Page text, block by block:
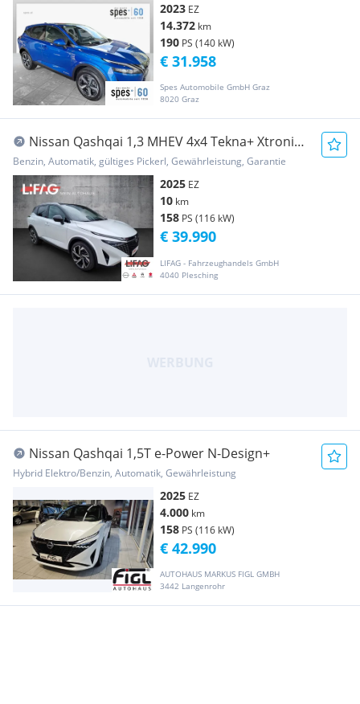
2023 EZ
14.372 km
190 PS (140 kW)
Spes Automobile GmbH Graz
8020 Graz
€ 31.958
Nissan Qashqai 1,3 MHEV 4x4 Tekna+ Xtronic
*ab € 38.99...
Benzin, Automatik, gültiges Pickerl, Gewährleistung, Garantie
2025 EZ
10 km
158 PS (116 kW)
LIFAG - Fahrzeughandels GmbH
4040 Plesching
€ 39.990
Nissan Qashqai 1,5T e-Power N-Design+
Hybrid Elektro/Benzin, Automatik, Gewährleistung
2025 EZ
4.000 km
158 PS (116 kW)
AUTOHAUS MARKUS FIGL GMBH
3442 Langenrohr
€ 42.990